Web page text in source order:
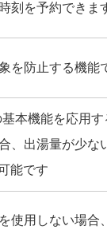
刻を予約できま
を防止する機能
基本機能を応用
、出湯量が少
能です
使用しない場合